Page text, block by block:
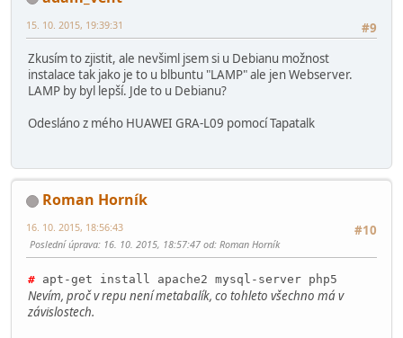
#9
15. 10. 2015, 19:39:31
Zkusím to zjistit, ale nevšiml jsem si u Debianu možnost
instalace tak jako je to u blbuntu "LAMP" ale jen Webserver.
LAMP by byl lepší. Jde to u Debianu?
Odesláno z mého HUAWEI GRA-L09 pomocí Tapatalk
Roman Horník
#10
16. 10. 2015, 18:56:43
Poslední úprava: 16. 10. 2015, 18:57:47 od: Roman Horník
# apt-get install apache2 mysql-server php5
Nevím, proč v repu není metabalík, co tohleto všechno má v
závislostech.